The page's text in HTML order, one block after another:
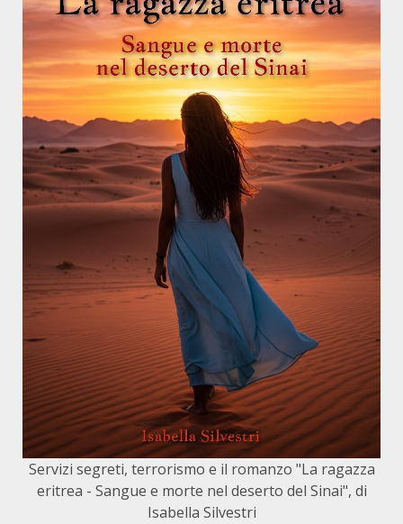
Servizi segreti, terrorismo e il romanzo "La ragazza
eritrea - Sangue e morte nel deserto del Sinai", di
Isabella Silvestri